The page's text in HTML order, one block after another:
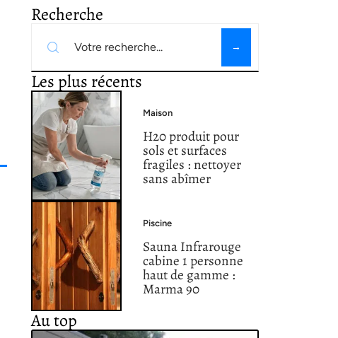
Recherche
Les plus récents
Maison
H20 produit pour
sols et surfaces
fragiles : nettoyer
sans abîmer
Piscine
Sauna Infrarouge
cabine 1 personne
haut de gamme :
Marma 90
Au top